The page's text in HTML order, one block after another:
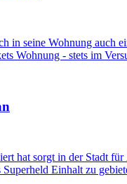
in seine Wohnung
Wohnung - stets im
hat sorgt in der Stadt
Einhalt zu